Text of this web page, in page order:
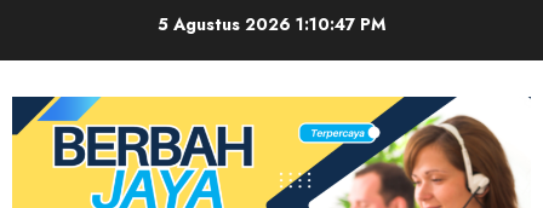
5 Agustus 2026 1:10:48 PM